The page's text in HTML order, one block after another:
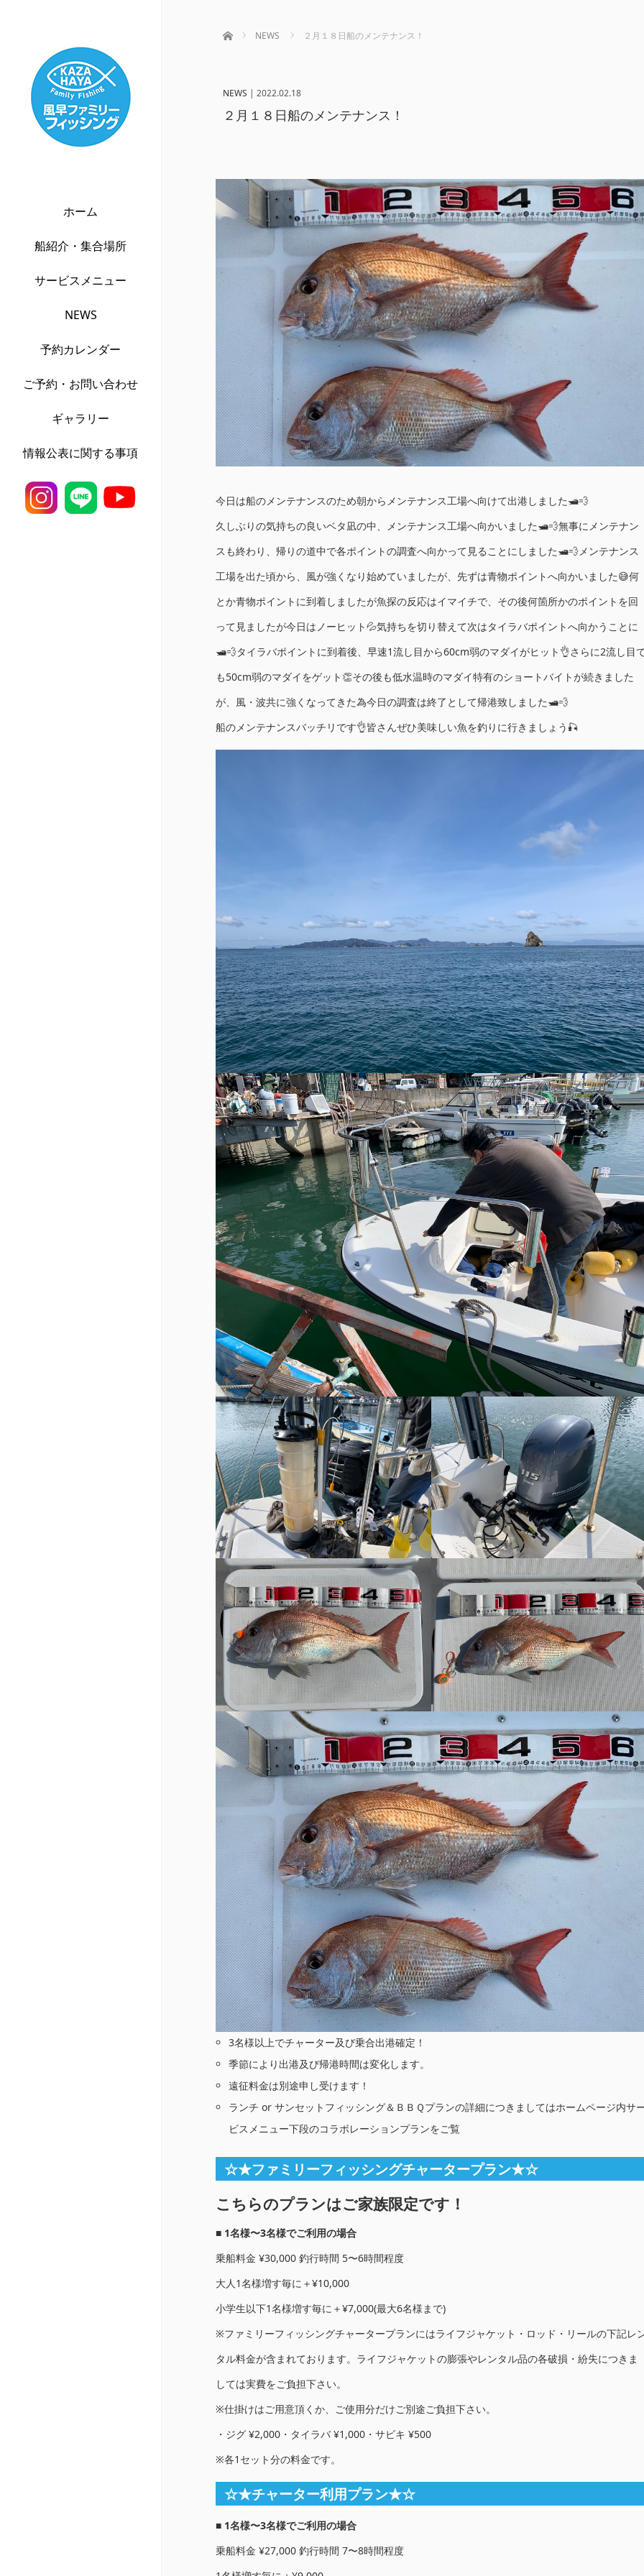
ホーム
船紹介・集合場所
サービスメニュー
NEWS
予約カレンダー
ご予約・お問い合わせ
ギャラリー
情報公表に関する事項
ホーム NEWS ２月１８日船のメンテナンス！
NEWS | 2022.02.18
２月１８日船のメンテナンス！
今日は船のメンテナンスのため朝からメンテナンス工場へ向けて出港しました🛥💨
久しぶりの気持ちの良いベタ凪の中、メンテナンス工場へ向かいました🛥💨無事にメンテナン
スも終わり、帰りの道中で各ポイントの調査へ向かって見ることにしました🛥💨メンテナンス
工場を出た頃から、風が強くなり始めていましたが、先ずは青物ポイントへ向かいました😅何
とか青物ポイントに到着しましたが魚探の反応はイマイチで、その後何箇所かのポイントを回
って見ましたが今日はノーヒット💦気持ちを切り替えて次はタイラバポイントへ向かうことに
🛥💨タイラバポイントに到着後、早速1流し目から60cm弱のマダイがヒット👌さらに2流し目
も50cm弱のマダイをゲット👏その後も低水温時のマダイ特有のショートバイトが続きました
が、風・波共に強くなってきた為今日の調査は終了として帰港致しました🛥💨
船のメンテナンスバッチリです👌皆さんぜひ美味しい魚を釣りに行きましょう🎣
3名様以上でチャーター及び乗合出港確定！
季節により出港及び帰港時間は変化します。
遠征料金は別途申し受けます！
ランチ or サンセットフィッシング＆ＢＢＱプランの詳細につきましてはホームページ内サ
ビスメニュー下段のコラボレーションプランをご覧
☆★ファミリーフィッシングチャータープラン★☆
こちらのプランはご家族限定です！
■ 1名様〜3名様でご利用の場合
乗船料金 ¥30,000 釣行時間 5〜6時間程度
大人1名様増す毎に＋¥10,000
小学生以下1名様増す毎に＋¥7,000(最大6名様まで)
※ファミリーフィッシングチャータープランにはライフジャケット・ロッド・リールの下記レ
タル料金が含まれております。ライフジャケットの膨張やレンタル品の各破損・紛失につきま
しては実費をご負担下さい。
※仕掛けはご用意頂くか、ご使用分だけご別途ご負担下さい。
・ジグ ¥2,000・タイラバ ¥1,000・サビキ ¥500
※各1セット分の料金です。
☆★チャーター利用プラン★☆
■ 1名様〜3名様でご利用の場合
乗船料金 ¥27,000 釣行時間 7〜8時間程度